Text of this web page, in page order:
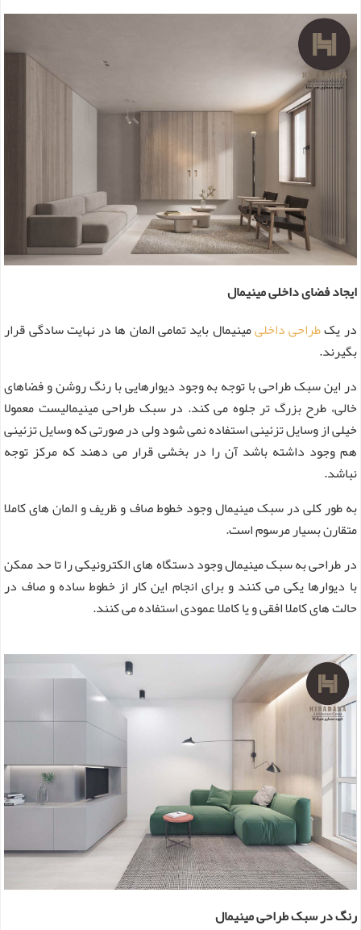
ایجاد فضای داخلی مینیمال
در یکطراحی داخلیمینیمال باید تمامی المان ها در نهایت سادگی قرار
بگیرند.
در این سبک طراحی با توجه به وجود دیوارهایی با رنگ روشن و فضاهای
خالی، طرح بزرگ تر جلوه می کند. در سبک طراحی مینیمالیست معمولا
خیلی از وسایل تزئینی استفاده نمی شود ولی در صورتی که وسایل تزئینی
هم وجود داشته باشد آن را در بخشی قرار می دهند که مرکز توجه
نباشد.
به طور کلی در سبک مینیمال وجود خطوط صاف و ظریف و المان های کاملا
متقارن بسیار مرسوم است.
در طراحی به سبک مینیمال وجود دستگاه های الکترونیکی را تا حد ممکن
با دیوارها یکی می کنند و برای انجام این کار از خطوط ساده و صاف در
حالت های کاملا افقی و یا کاملا عمودی استفاده می کنند.
رنگ در سبک طراحی مینیمال